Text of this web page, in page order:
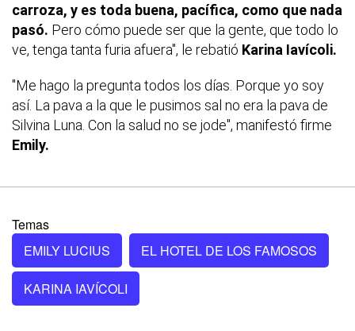
carroza, y es toda buena, pacífica, como que nada
pasó. Pero cómo puede ser que la gente, que todo lo
ve, tenga tanta furia afuera", le rebatió Karina Iavícoli.
"Me hago la pregunta todos los días. Porque yo soy
así. La pava a la que le pusimos sal no era la pava de
Silvina Luna. Con la salud no se jode", manifestó firme
Emily.
Temas
EMILY LUCIUS
EL HOTEL DE LOS FAMOSOS
KARINA IAVÍCOLI